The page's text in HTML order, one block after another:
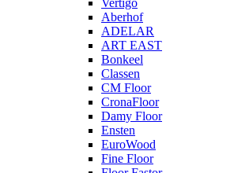
Vertigo
Aberhof
ADELAR
ART EAST
Bonkeel
Classen
CM Floor
CronaFloor
Damy Floor
Ensten
EuroWood
Fine Floor